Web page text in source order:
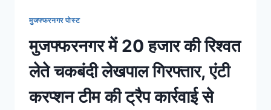
मुजफ्फरनगर पोस्ट
मुजफ्फरनगर में 20 हजार की रिश्वत
लेते चकबंदी लेखपाल गिरफ्तार, एंटी
करप्शन टीम की ट्रैप कार्रवाई से